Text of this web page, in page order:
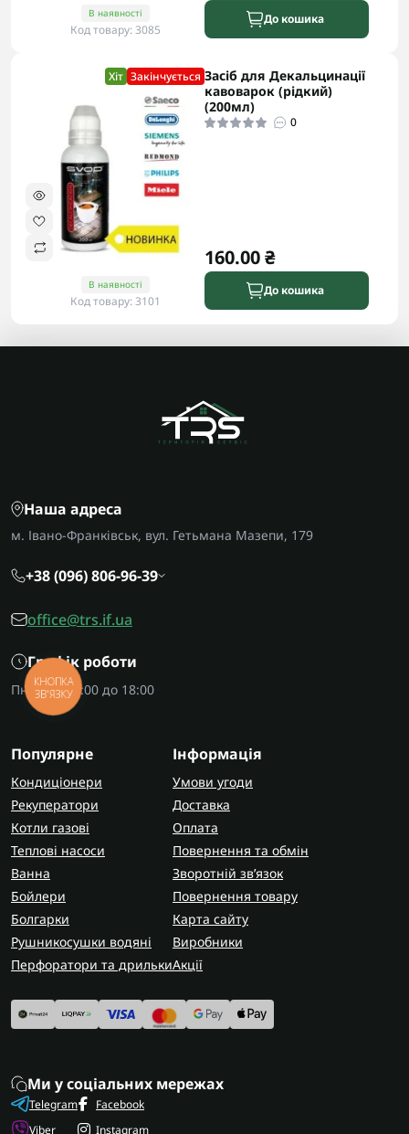
В наявності
Код товару: 3085
До кошика
Хіт Закінчується
В наявності
Код товару: 3101
Засіб для Декальцинації
кавоварок (рідкий)
(200мл)
0
160.00 ₴
До кошика
Наша адреса
м. Івано-Франківськ, вул. Гетьмана Мазепи, 179
+38 (096) 806-96-39
office@trs.if.ua
Графік роботи
Пн-Пт: з 09:00 до 18:00
Популярне
Кондиціонери
Рекуператори
Котли газові
Теплові насоси
Ванна
Бойлери
Болгарки
Рушникосушки водяні
Перфоратори та дрильки
Інформація
Умови угоди
Доставка
Оплата
Повернення та обмін
Зворотній зв’язок
Повернення товару
Карта сайту
Виробники
Акції
Ми у соціальних мережах
Telegram
Viber
Facebook
Instagram
КНОПКА
ЗВ'ЯЗКУ